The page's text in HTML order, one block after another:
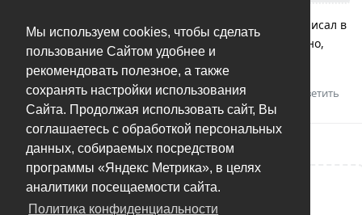
Мы используем cookies, чтобы сделать
пользование Сайтом удобнее и
рекомендовать полезное, а также
сохранять настройки использования
Сайта. Продолжая использовать сайт, Вы
соглашаетесь с обработкой персональных
данных, собираемых посредством
программы «Яндекс Метрика», в целях
аналитики посещаемости сайта.
Политика конфиденциальности
Ну по-другому пути вперед и не бывает
Я же написал в
анонсе, что поддержка экспериментальная. Очевидно,
проблемы будут, как же без них.
Ответить
Написать ответ...